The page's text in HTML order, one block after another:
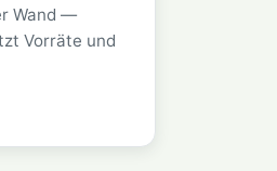
Wand —
Vorräte und